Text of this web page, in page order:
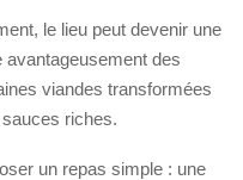
le lieu peut devenir une
avantageusement des
viandes transformées
riches.
un repas simple : une